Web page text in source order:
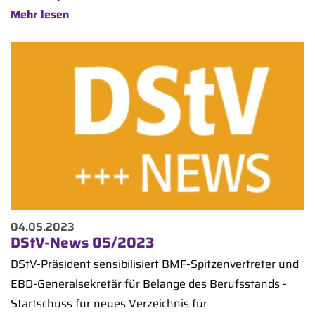
Mehr lesen
04.05.2023
DStV-News 05/2023
DStV-Präsident sensibilisiert BMF-Spitzenvertreter und
EBD-Generalsekretär für Belange des Berufsstands -
Startschuss für neues Verzeichnis für